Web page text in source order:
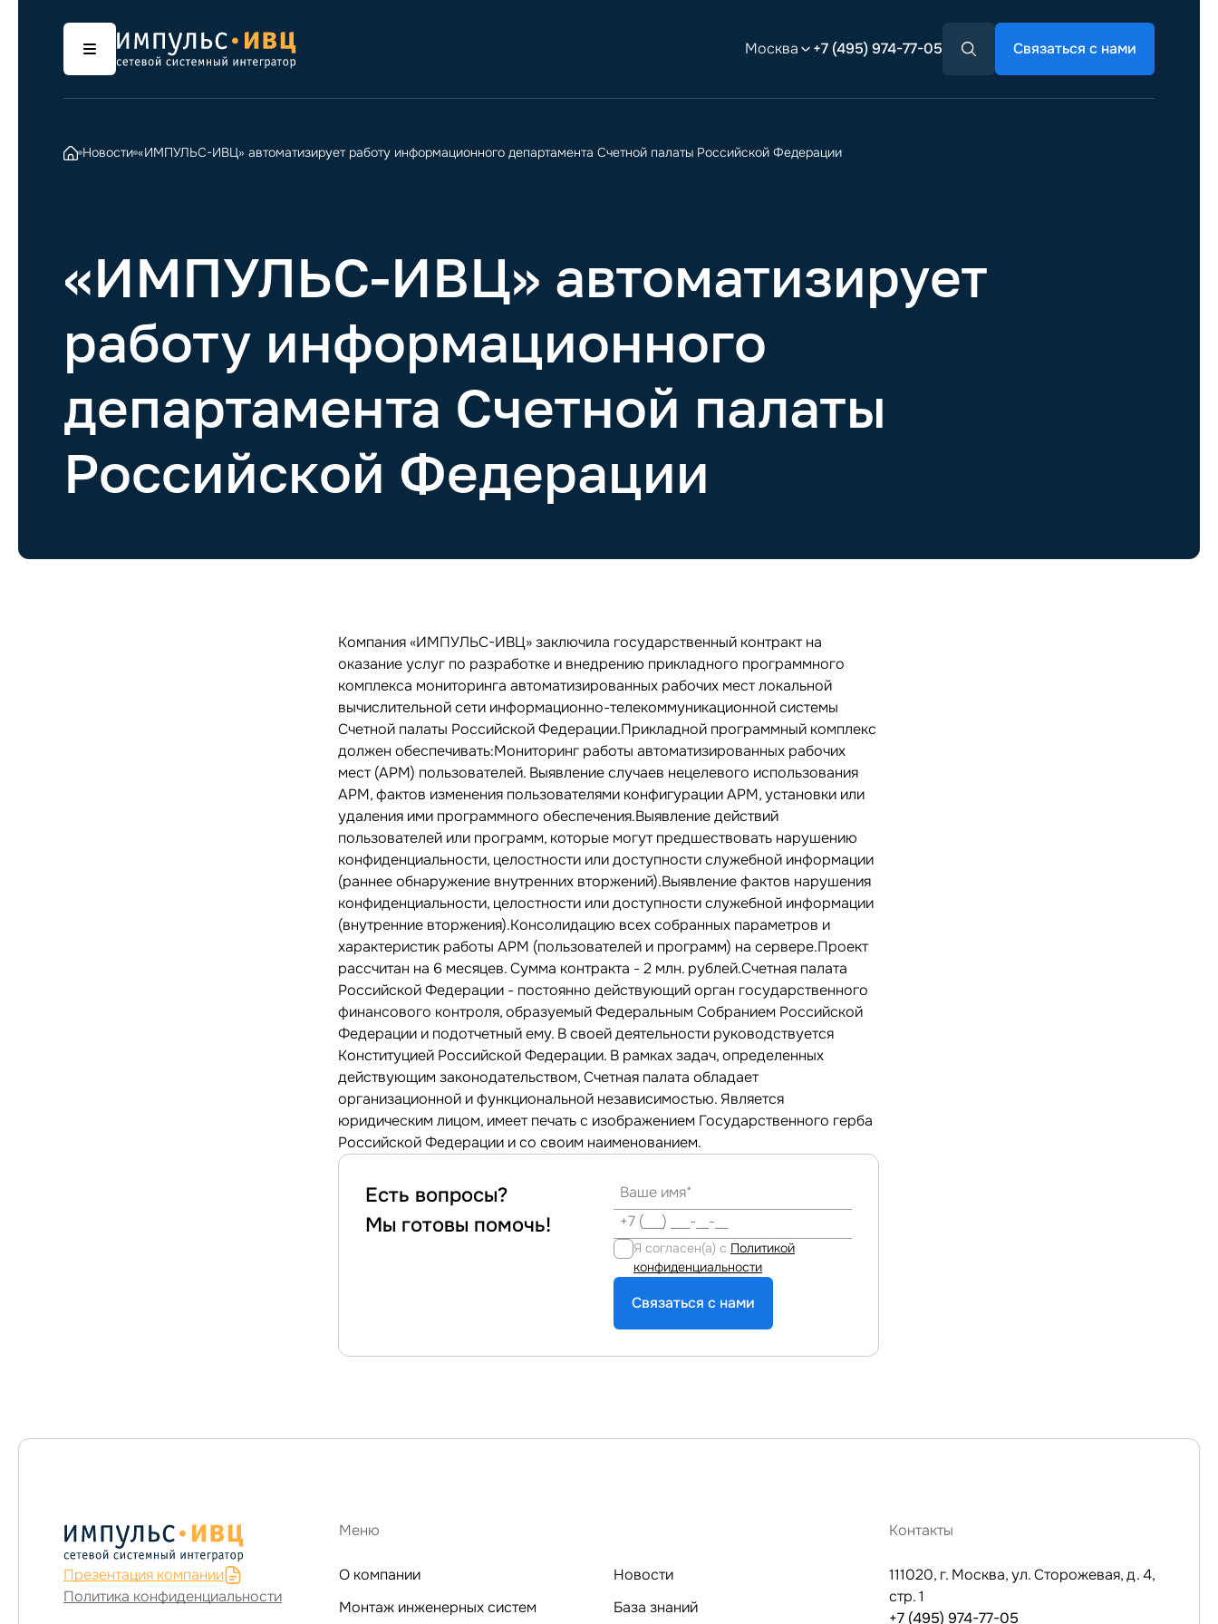
Москва +7 (495) 974-77-05 Связаться с нами
Новости «ИМПУЛЬС-ИВЦ» автоматизирует работу информационного департамента Счетной палаты Российской Федерации
«ИМПУЛЬС-ИВЦ» автоматизирует
работу информационного
департамента Счетной палаты
Российской Федерации
Компания «ИМПУЛЬС-ИВЦ» заключила государственный контракт на
оказание услуг по разработке и внедрению прикладного программного
комплекса мониторинга автоматизированных рабочих мест локальной
вычислительной сети информационно-телекоммуникационной системы
Счетной палаты Российской Федерации.Прикладной программный комплекс
должен обеспечивать:Мониторинг работы автоматизированных рабочих
мест (АРМ) пользователей. Выявление случаев нецелевого использования
АРМ, фактов изменения пользователями конфигурации АРМ, установки или
удаления ими программного обеспечения.Выявление действий
пользователей или программ, которые могут предшествовать нарушению
конфиденциальности, целостности или доступности служебной информации
(раннее обнаружение внутренних вторжений).Выявление фактов нарушения
конфиденциальности, целостности или доступности служебной информации
(внутренние вторжения).Консолидацию всех собранных параметров и
характеристик работы АРМ (пользователей и программ) на сервере.Проект
рассчитан на 6 месяцев. Сумма контракта - 2 млн. рублей.Счетная палата
Российской Федерации - постоянно действующий орган государственного
финансового контроля, образуемый Федеральным Собранием Российской
Федерации и подотчетный ему. В своей деятельности руководствуется
Конституцией Российской Федерации. В рамках задач, определенных
действующим законодательством, Счетная палата обладает
организационной и функциональной независимостью. Является
юридическим лицом, имеет печать с изображением Государственного герба
Российской Федерации и со своим наименованием.
Есть вопросы?
Мы готовы помочь!
Я согласен(а) с Политикой
конфиденциальности
Связаться с нами
Презентация компании
Политика конфиденциальности
Меню
О компании
Монтаж инженерных систем
Новости
База знаний
Контакты
111020, г. Москва, ул. Сторожевая, д. 4,
стр. 1
+7 (495) 974-77-05